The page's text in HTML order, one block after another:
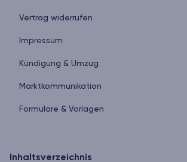
Inhaltsverzeichnis
Vertrag widerrufen
Impressum
Kündigung & Umzug
Markt­kommunikation
Formulare & Vorlagen